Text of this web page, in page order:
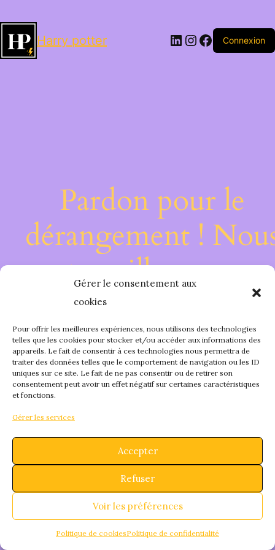
Gérer le consentement aux
cookies
Pour offrir les meilleures expériences, nous utilisons des technologies
telles que les cookies pour stocker et/ou accéder aux informations des
appareils. Le fait de consentir à ces technologies nous permettra de
traiter des données telles que le comportement de navigation ou les ID
uniques sur ce site. Le fait de ne pas consentir ou de retirer son
consentement peut avoir un effet négatif sur certaines caractéristiques
et fonctions.
Gérer les services
Accepter
Refuser
Voir les préférences
Politique de cookiesPolitique de confidentialité
Harry potter LinkedIn
Instagram
Facebook
Connexion
Pardon pour le
dérangement !
travaillons sur
quelque chose de
fantastique –
bientôt !